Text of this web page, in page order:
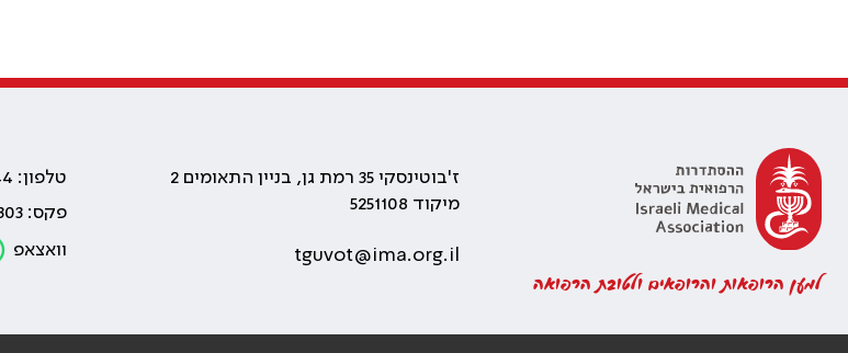
למען הרופאות והרופאים ולטובת הרפואה
ז'בוטינסקי 35 רמת גן, בניין התאומים 2
מיקוד 5251108
tguvot@ima.org.il
טלפון: 03-6100444
פקס: 03-5753303
וואצאפ